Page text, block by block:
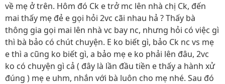
về mẹ ở trên. Hôm đó Ck e trở mc lên nhà chị Ck, đến
mai thấy mẹ đẻ e gọi hỏi 2vc cãi nhau hả ? Thấy bà
thông gia gọi mai lên nhà vc bay nc, nhưng hỏi có việc gì
thì bà bảo có chút chuyện. E ko biết gì, bảo Ck nc vs mẹ
e thì a cũng ko biết gì, a bảo mẹ e ko phải lên đâu, 2vc
ko có chuyện gì cả ( đây là lần đầu tiền e thấy a hành xử
đúng ) mẹ e uhm, nhắn với bà luôn cho mẹ nhé. Sau đó